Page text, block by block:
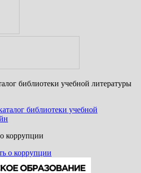
библиотеки учебной литературы
коррупции